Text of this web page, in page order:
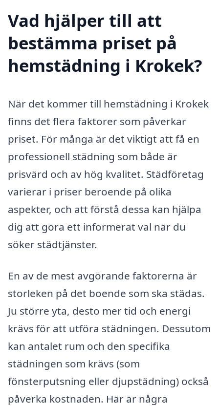
Vad hjälper till att
bestämma priset på
hemstädning i Krokek?
När det kommer till hemstädning i Krokek
finns det flera faktorer som påverkar
priset. För många är det viktigt att få en
professionell städning som både är
prisvärd och av hög kvalitet. Städföretag
varierar i priser beroende på olika
aspekter, och att förstå dessa kan hjälpa
dig att göra ett informerat val när du
söker städtjänster.
En av de mest avgörande faktorerna är
storleken på det boende som ska städas.
Ju större yta, desto mer tid och energi
krävs för att utföra städningen. Dessutom
kan antalet rum och den specifika
städningen som krävs (som
fönsterputsning eller djupstädning) också
påverka kostnaden. Här är några